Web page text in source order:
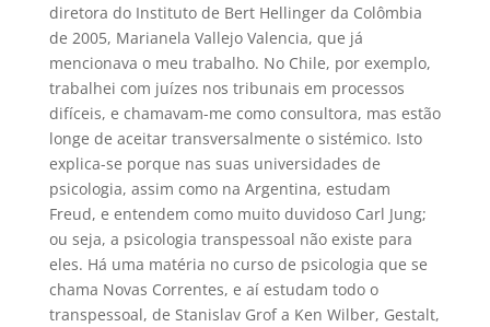
diretora do Instituto de Bert Hellinger da Colômbia
de 2005, Marianela Vallejo Valencia, que já
mencionava o meu trabalho. No Chile, por exemplo,
trabalhei com juízes nos tribunais em processos
difíceis, e chamavam-me como consultora, mas estão
longe de aceitar transversalmente o sistémico. Isto
explica-se porque nas suas universidades de
psicologia, assim como na Argentina, estudam
Freud, e entendem como muito duvidoso Carl Jung;
ou seja, a psicologia transpessoal não existe para
eles. Há uma matéria no curso de psicologia que se
chama Novas Correntes, e aí estudam todo o
transpessoal, de Stanislav Grof a Ken Wilber, Gestalt,